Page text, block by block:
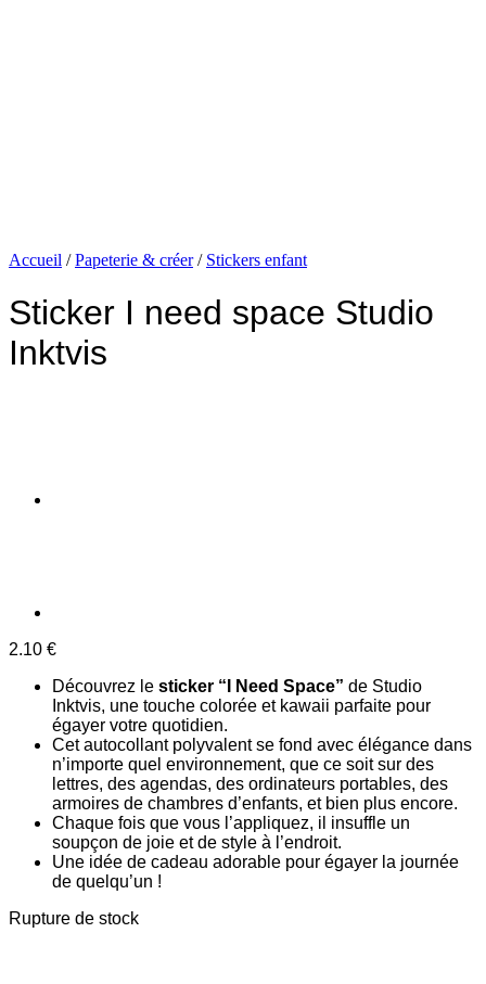
Accueil / Papeterie & créer / Stickers enfant
Sticker I need space Studio
Inktvis
2.10 €
Découvrez le sticker “I Need Space” de Studio
Inktvis, une touche colorée et kawaii parfaite pour
égayer votre quotidien.
Cet autocollant polyvalent se fond avec élégance dans
n’importe quel environnement, que ce soit sur des
lettres, des agendas, des ordinateurs portables, des
armoires de chambres d’enfants, et bien plus encore.
Chaque fois que vous l’appliquez, il insuffle un
soupçon de joie et de style à l’endroit.
Une idée de cadeau adorable pour égayer la journée
de quelqu’un !
Rupture de stock